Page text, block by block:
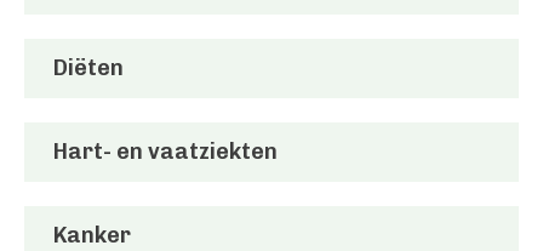
Diëten
Hart- en vaatziekten
Kanker